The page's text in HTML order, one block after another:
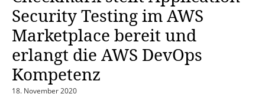
Security Testing im AWS
Marketplace bereit und
erlangt die AWS DevOps
Kompetenz
18. November 2020